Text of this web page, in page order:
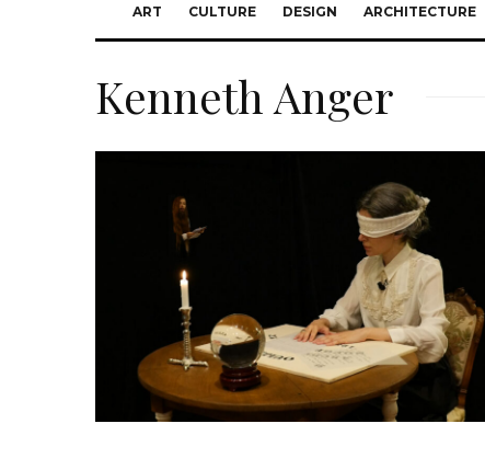
ART CULTURE DESIGN ARCHITECTURE
Kenneth Anger